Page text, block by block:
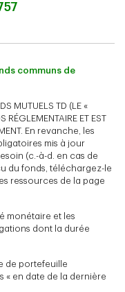
communs de
MUTUELS TD (LE «
RÉGLEMENTAIRE ET EST
En revanche, les
mis à jour
(c.-à-d. en cas de
du fonds, téléchargez-le
ressources de la page
monétaire et les
dont la durée
de portefeuille
« en date de la dernière